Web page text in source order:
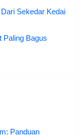
Sekedar Kedai
Paling Bagus
Panduan